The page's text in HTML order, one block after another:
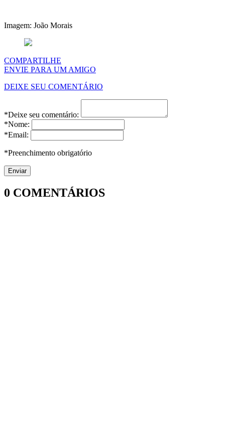
Imagem: João Morais
COMPARTILHE
ENVIE PARA UM AMIGO
DEIXE SEU COMENTÁRIO
*Deixe seu comentário:
*Nome:
*Email:
*Preenchimento obrigatório
0 COMENTÁRIOS